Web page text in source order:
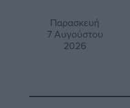
Παρασκευή
7 Αυγούστου
2026